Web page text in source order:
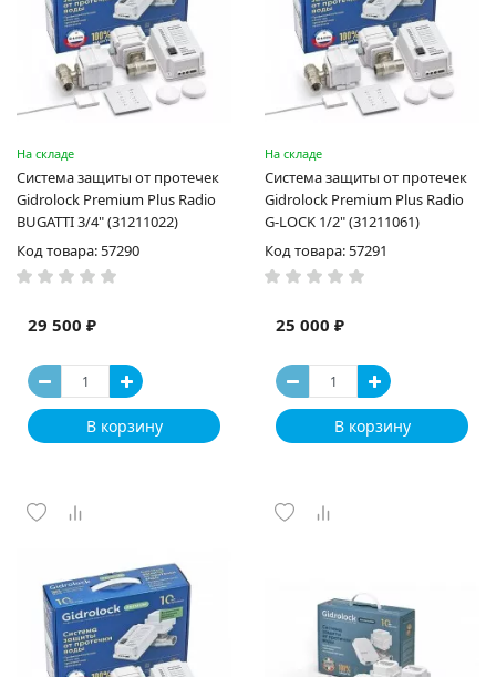
На складе
Система защиты от протечек
Gidrоlock Premium Plus Radio
BUGATTI 3/4" (31211022)
Код товара: 57290
29 500 ₽
В корзину
На складе
Система защиты от протечек
Gidrоlock Premium Plus Radio
G-LOCK 1/2" (31211061)
Код товара: 57291
25 000 ₽
В корзину